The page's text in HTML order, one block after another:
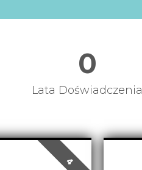
0
Lata Doświadczenia
4